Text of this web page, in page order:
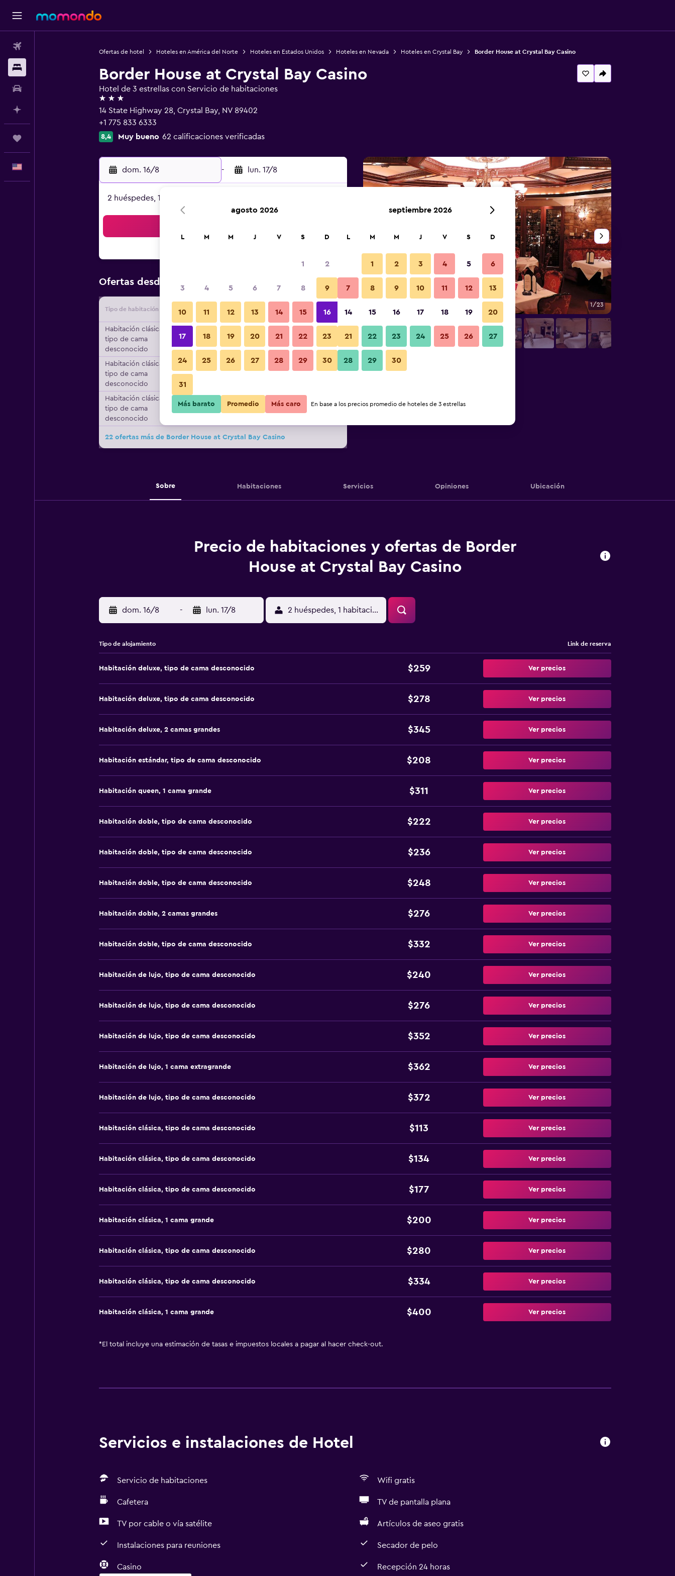
Ofertas de hotel Hoteles en América del Norte Hoteles en Estados Unidos Hoteles en Nevada Hoteles en Crystal Bay Border House at Crystal Bay Casino
Border House at Crystal Bay Casino
Hotel de 3 estrellas con Servicio de habitaciones
3 estrellas
14 State Highway 28, Crystal Bay, NV 89402
+1 775 833 6333
8,4 Muy bueno 62 calificaciones verificadas
dom. 16/8 - lun. 17/8
2 huéspedes, 1 habitación
Ofertas desde Oferta más barata de precio por noche
Tipo de habitación Proveedor Total noche
Habitación clásica,
tipo de cama
desconocido
$113 Ver oferta
Habitación clásica,
tipo de cama
desconocido
Habitación clásica,
tipo de cama
desconocido
$177
22 ofertas más de Border House at Crystal Bay Casino
1/23
Fotos
Sobre Habitaciones Servicios Opiniones Ubicación
Precio de habitaciones y ofertas de Border
House at Crystal Bay Casino
dom. 16/8 - lun. 17/8 2 huéspedes, 1 habitación
Tipo de alojamiento Link de reserva
Habitación deluxe, tipo de cama desconocido $259 Ver precios
Habitación deluxe, tipo de cama desconocido $278 Ver precios
Habitación deluxe, 2 camas grandes $345 Ver precios
Habitación estándar, tipo de cama desconocido $208 Ver precios
Habitación queen, 1 cama grande $311 Ver precios
Habitación doble, tipo de cama desconocido $222 Ver precios
Habitación doble, tipo de cama desconocido $236 Ver precios
Habitación doble, tipo de cama desconocido $248 Ver precios
Habitación doble, 2 camas grandes $276 Ver precios
Habitación doble, tipo de cama desconocido $332 Ver precios
Habitación de lujo, tipo de cama desconocido $240 Ver precios
Habitación de lujo, tipo de cama desconocido $276 Ver precios
Habitación de lujo, tipo de cama desconocido $352 Ver precios
Habitación de lujo, 1 cama extragrande $362 Ver precios
Habitación de lujo, tipo de cama desconocido $372 Ver precios
Habitación clásica, tipo de cama desconocido $113 Ver precios
Habitación clásica, tipo de cama desconocido $134 Ver precios
Habitación clásica, tipo de cama desconocido $177 Ver precios
Habitación clásica, 1 cama grande $200 Ver precios
Habitación clásica, tipo de cama desconocido $280 Ver precios
Habitación clásica, tipo de cama desconocido $334 Ver precios
Habitación clásica, 1 cama grande $400 Ver precios
* El total incluye una estimación de tasas e impuestos locales a pagar al hacer check-out.
Servicios e instalaciones de Hotel
Servicio de habitaciones Wifi gratis
Cafetera TV de pantalla plana
TV por cable o vía satélite Artículos de aseo gratis
Instalaciones para reuniones Secador de pelo
Casino Recepción 24 horas
agosto 2026
L M M J V S D
1 2
3 4 5 6 7 8 9
10 11 12 13 14 15 16
17 18 19 20 21 22 23
24 25 26 27 28 29 30
31
septiembre 2026
L M M J V S D
1 2 3 4 5 6
7 8 9 10 11 12 13
14 15 16 17 18 19 20
21 22 23 24 25 26 27
28 29 30
Más barato Promedio Más caro En base a los precios promedio de hoteles de 3 estrellas